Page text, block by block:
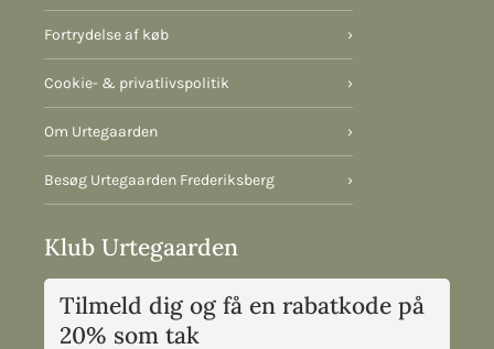
Fortrydelse af køb ›
Cookie- & privatlivspolitik ›
Om Urtegaarden ›
Besøg Urtegaarden Frederiksberg ›
Klub Urtegaarden
Tilmeld dig og få en rabatkode på
20% som tak